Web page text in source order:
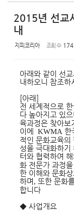
2015년 선교
내
지피코리아 조회 수 174
아래와 같이 선
내하오니 참조하
[아래]
전 세계적으로
다 높아지고 있
육과정은 찾아보
이에
KWMA 한
적인 문화교육
성을 극대화하
터와 협력하여
화 전문가 과정
한 이해와 문화
하며 , 또한 문화
합니다
◆ 사업개요